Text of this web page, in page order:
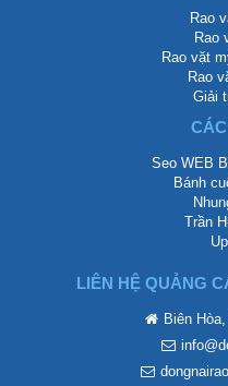
Rao
Rao
Rao vặt
Rao
Giải
Seo WEB
Bánh
Trần
LIÊN HỆ QUẢNG
Biên